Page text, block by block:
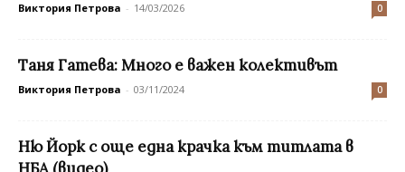
Виктория Петрова - 14/03/2026 0
Таня Гатева: Много е важен колективът
Виктория Петрова - 03/11/2024 0
Ню Йорк с още една крачка към титлата в